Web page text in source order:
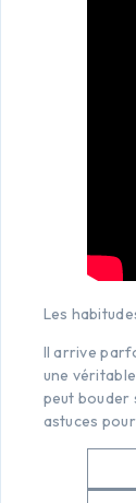
Les
Il arrive
une
peut bouder
astuces